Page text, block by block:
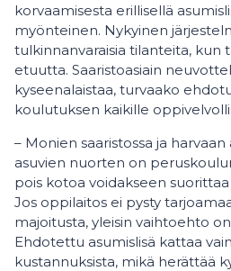
korvaamisesta erillisellä
myönteinen. Nykyinen
tulkinnanvaraisia tilanteita, kun
etuutta. Saaristoasiain
kyseenalaistaa, turvaako
koulutuksen kaikille
– Monien saaristossa ja
asuvien nuorten on
pois kotoa voidakseen
Jos oppilaitos ei pysty
majoitusta, yleisin vaihtoehto
Ehdotettu asumislisä kattaa
kustannuksista, mikä herättää